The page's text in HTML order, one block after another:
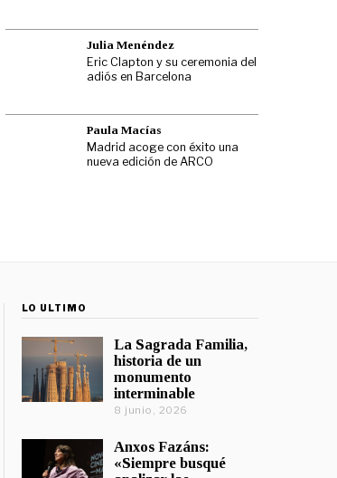
Julia Menéndez
Eric Clapton y su ceremonia del
adiós en Barcelona
Paula Macías
Madrid acoge con éxito una
nueva edición de ARCO
LO ÚLTIMO
La Sagrada Familia,
historia de un
monumento
interminable
8 junio, 2026
Anxos Fazáns:
«Siempre busqué